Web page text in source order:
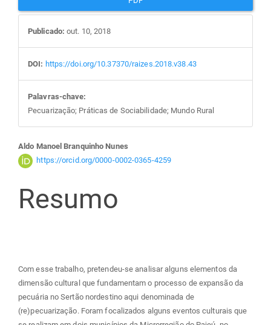
Publicado: out. 10, 2018
DOI: https://doi.org/10.37370/raizes.2018.v38.43
Palavras-chave:
Pecuarização; Práticas de Sociabilidade; Mundo Rural
Conteúdo
do
artigo
Aldo Manoel Branquinho Nunes
https://orcid.org/0000-0002-0365-4259
Resumo
Com esse trabalho, pretendeu-se analisar alguns elementos da
dimensão cultural que fundamentam o processo de expansão da
pecuária no Sertão nordestino aqui denominada de
(re)pecuarização. Foram focalizados alguns eventos culturais que